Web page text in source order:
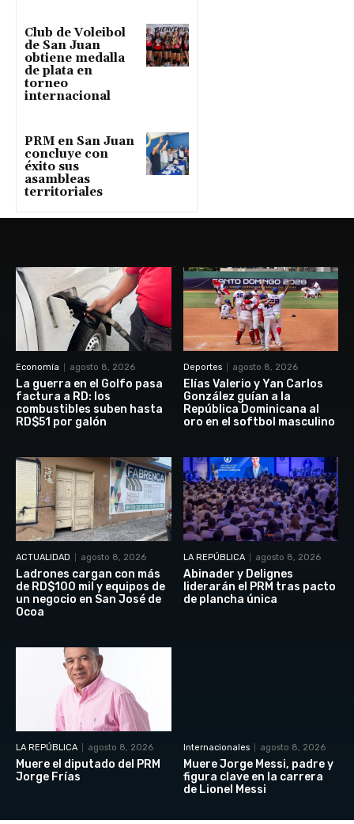
Club de Voleibol
de San Juan
obtiene medalla
de plata en
torneo
internacional
PRM en San Juan
concluye con
éxito sus
asambleas
territoriales
Economía agosto 8, 2026
La guerra en el Golfo pasa
factura a RD: los
combustibles suben hasta
RD$51 por galón
Deportes agosto 8, 2026
Elías Valerio y Yan Carlos
González guían a la
República Dominicana al
oro en el softbol masculino
ACTUALIDAD agosto 8, 2026
Ladrones cargan con más
de RD$100 mil y equipos de
un negocio en San José de
Ocoa
LA REPÚBLICA agosto 8, 2026
Abinader y Delignes
liderarán el PRM tras pacto
de plancha única
LA REPÚBLICA agosto 8, 2026
Muere el diputado del PRM
Jorge Frías
Internacionales agosto 8, 2026
Muere Jorge Messi, padre y
figura clave en la carrera
de Lionel Messi